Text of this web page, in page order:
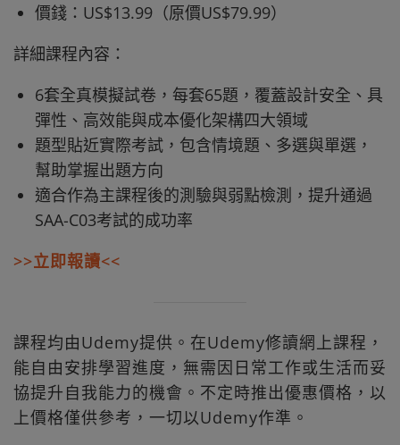
價錢：US$13.99（原價US$79.99）
詳細課程內容：
6套全真模擬試卷，每套65題，覆蓋設計安全、具
彈性、高效能與成本優化架構四大領域​
題型貼近實際考試，包含情境題、多選與單選，
幫助掌握出題方向
適合作為主課程後的測驗與弱點檢測，提升通過
SAA-C03考試的成功率​
>>立即報讀<<
課程均由Udemy提供。在Udemy修讀網上課程，
能自由安排學習進度，無需因日常工作或生活而妥
協提升自我能力的機會。不定時推出優惠價格，以
上價格僅供參考，一切以Udemy作準。